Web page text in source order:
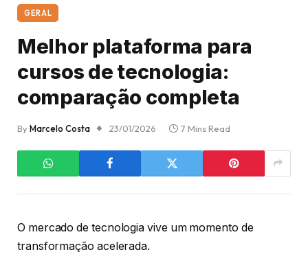
GERAL
Melhor plataforma para
cursos de tecnologia:
comparação completa
ByMarcelo Costa 23/01/2026 7 Mins Read
O mercado de tecnologia vive um momento de
transformação acelerada.